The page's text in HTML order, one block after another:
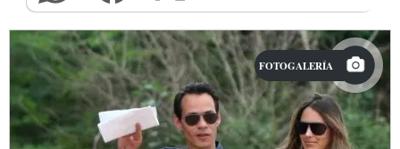
FOTOGALERÍA